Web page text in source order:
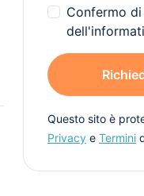
Confermo
Questo sito è
Privacy e Termini